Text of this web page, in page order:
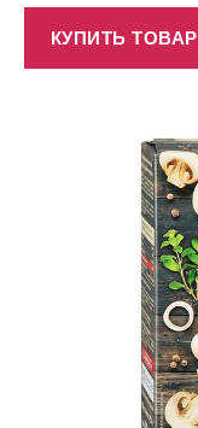
КУПИТЬ ТОВАР